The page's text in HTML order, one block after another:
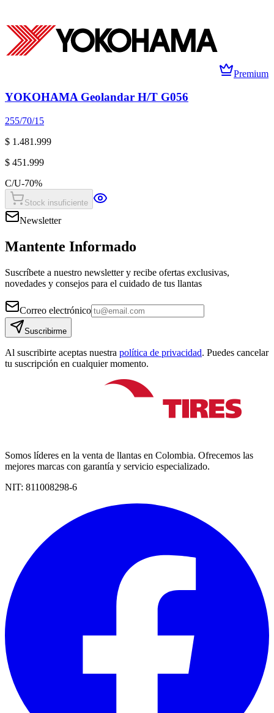
Premium
YOKOHAMA Geolandar H/T G056
255/70/15
$ 1.481.999
$ 451.999
C/U-70%
Stock insuficiente
Newsletter
Mantente Informado
Suscríbete a nuestro newsletter y recibe ofertas exclusivas,
novedades y consejos para el cuidado de tus llantas
Correo electrónico
Suscribirme
Al suscribirte aceptas nuestra política de privacidad. Puedes cancelar
tu suscripción en cualquier momento.
Somos líderes en la venta de llantas en Colombia. Ofrecemos las
mejores marcas con garantía y servicio especializado.
NIT: 811008298-6